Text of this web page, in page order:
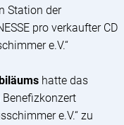
Station der
pro verkaufter CD
e.V.“
hatte das
Benefizkonzert
e.V.“ zu